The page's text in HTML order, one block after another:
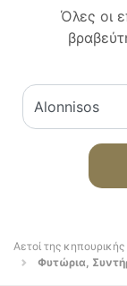
Όλες οι
Αετοί της κηπουρικής
Φυτώρια,